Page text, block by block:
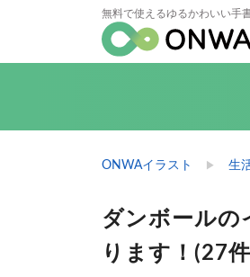
無料で使えるゆるかわいい手
ONWAイラスト 生
ダンボールの
ります！(27